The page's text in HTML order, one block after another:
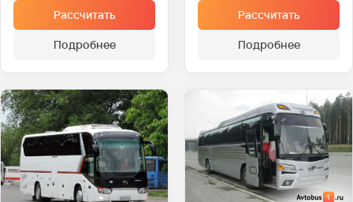
Рассчитать
Подробнее
Рассчитать
Подробнее